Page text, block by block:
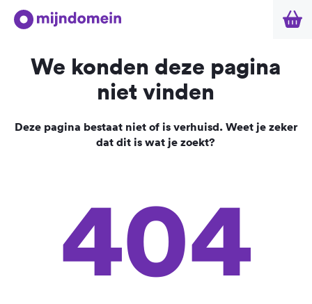
We konden deze pagina
niet vinden
Deze pagina bestaat niet of is verhuisd. Weet je zeker
dat dit is wat je zoekt?
404